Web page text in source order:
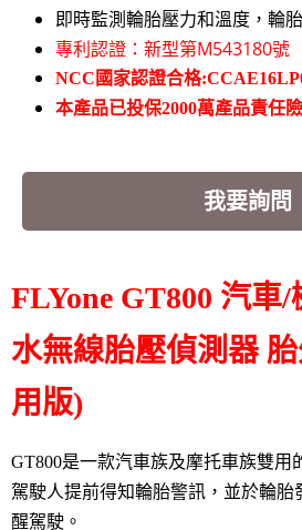
即時監測輪胎壓力和溫度，輪
專利認證：新型第M543180號
NCC國家認證合格
本產品已投保2000萬產品責任險
我要詢問
FLYone GT800 汽車
水無線胎壓偵測器
用版)
GT800是一款汽車族及摩托車族雙用
駕駛人提前得知輪胎警訊，並於輪胎
醒駕駛。